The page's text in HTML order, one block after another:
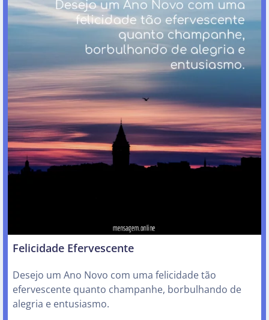
Felicidade Efervescente
Desejo um Ano Novo com uma felicidade tão
efervescente quanto champanhe, borbulhando de
alegria e entusiasmo.